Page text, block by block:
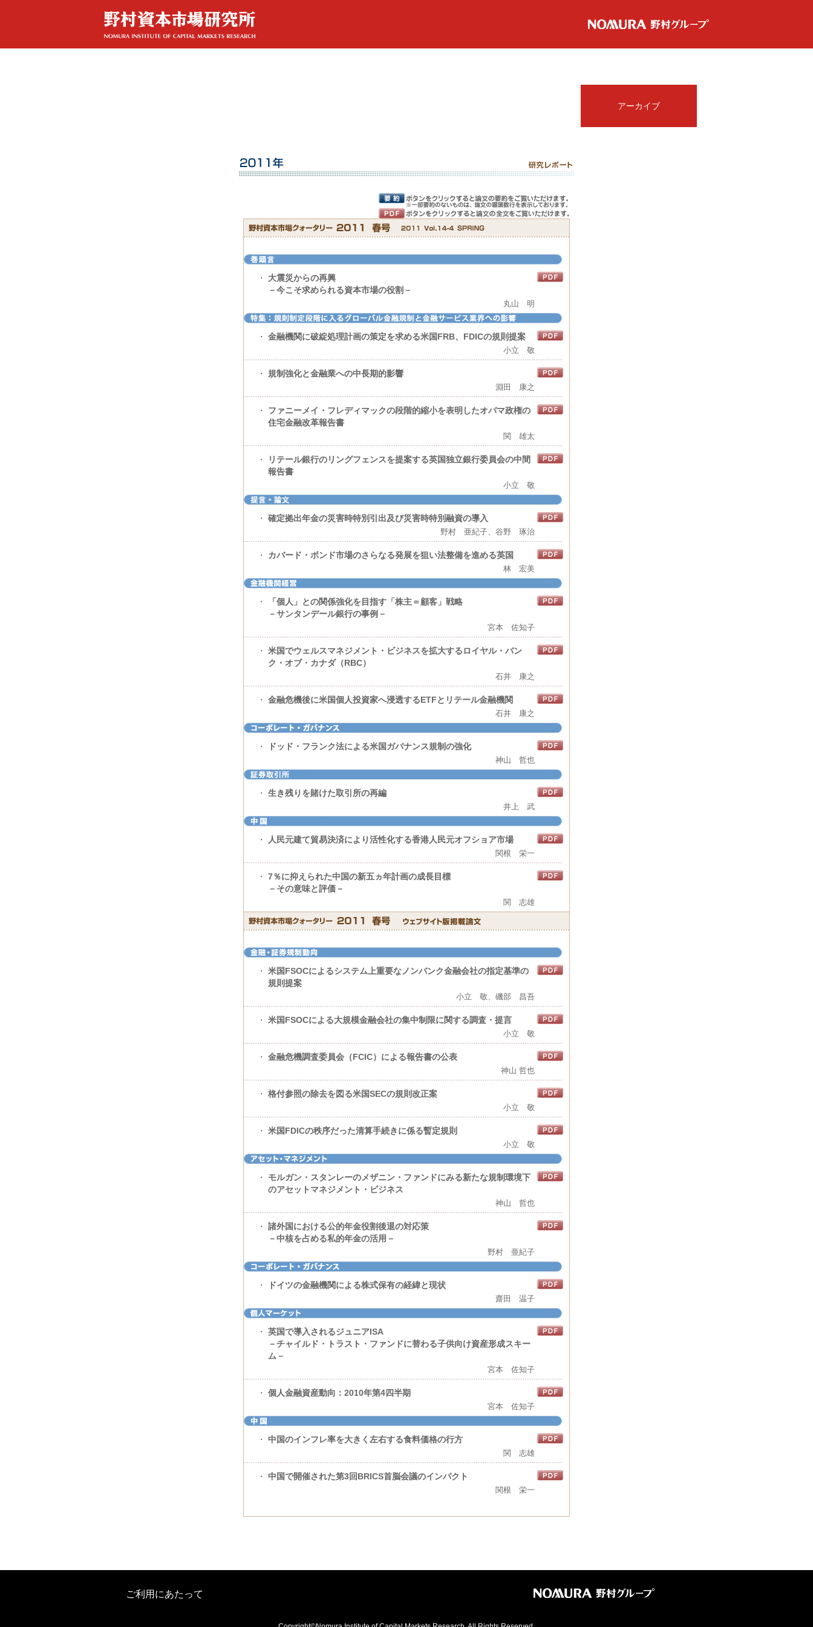
アーカイブ
・
大震災からの再興
－今こそ求められる資本市場の役割－
丸山 明
・ 金融機関に破綻処理計画の策定を求める米国FRB、FDICの規則提案
小立 敬
・ 規制強化と金融業への中長期的影響
淵田 康之
・
ファニーメイ・フレディマックの段階的縮小を表明したオバマ政権の
住宅金融改革報告書
関 雄太
・
リテール銀行のリングフェンスを提案する英国独立銀行委員会の中間
報告書
小立 敬
・ 確定拠出年金の災害時特別引出及び災害時特別融資の導入
野村 亜紀子、谷野 琢治
・ カバード・ボンド市場のさらなる発展を狙い法整備を進める英国
林 宏美
・
「個人」との関係強化を目指す「株主＝顧客」戦略
－サンタンデール銀行の事例－
宮本 佐知子
・
米国でウェルスマネジメント・ビジネスを拡大するロイヤル・バン
ク・オブ・カナダ（RBC）
石井 康之
・ 金融危機後に米国個人投資家へ浸透するETFとリテール金融機関
石井 康之
・ ドッド・フランク法による米国ガバナンス規制の強化
神山 哲也
・ 生き残りを賭けた取引所の再編
井上 武
・ 人民元建て貿易決済により活性化する香港人民元オフショア市場
関根 栄一
・
7％に抑えられた中国の新五ヵ年計画の成長目標
－その意味と評価－
関 志雄
・
米国FSOCによるシステム上重要なノンバンク金融会社の指定基準の
規則提案
小立 敬、磯部 昌吾
・ 米国FSOCによる大規模金融会社の集中制限に関する調査・提言
小立 敬
・ 金融危機調査委員会（FCIC）による報告書の公表
神山 哲也
・ 格付参照の除去を図る米国SECの規則改正案
小立 敬
・ 米国FDICの秩序だった清算手続きに係る暫定規則
小立 敬
・
モルガン・スタンレーのメザニン・ファンドにみる新たな規制環境下
のアセットマネジメント・ビジネス
神山 哲也
・
諸外国における公的年金役割後退の対応策
－中核を占める私的年金の活用－
野村 亜紀子
・ ドイツの金融機関による株式保有の経緯と現状
齋田 温子
・
英国で導入されるジュニアISA
－チャイルド・トラスト・ファンドに替わる子供向け資産形成スキー
ム－
宮本 佐知子
・ 個人金融資産動向：2010年第4四半期
宮本 佐知子
・ 中国のインフレ率を大きく左右する食料価格の行方
関 志雄
・ 中国で開催された第3回BRICS首脳会議のインパクト
関根 栄一
ご利用にあたって